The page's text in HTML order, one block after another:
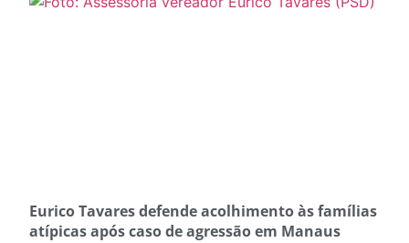
Eurico Tavares defende acolhimento às famílias
atípicas após caso de agressão em Manaus